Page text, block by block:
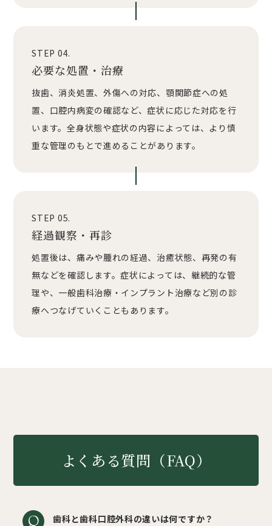
STEP 04.
必要な処置・治療
抜歯、消炎処置、外傷への対応、顎関節症への処
置、口腔内病変の確認など、症状に応じた対応を行
います。全身状態や症状の内容によっては、より慎
重な管理のもとで進めることがあります。
STEP 05.
経過観察・再診
処置後は、痛みや腫れの経過、治癒状態、再発の有
無などを確認します。症状によっては、継続的な管
理や、一般歯科治療・インプラント治療など別の診
療へつなげていくこともあります。
よくある質問（FAQ）
歯科と歯科口腔外科の違いは何ですか？